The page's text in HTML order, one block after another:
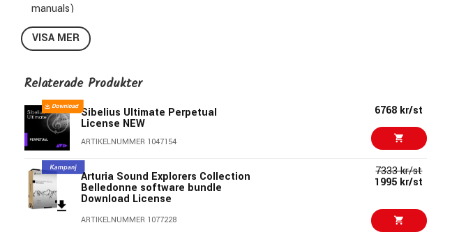
manuals)
Includes 1-year software updates + support plan (access to all new updates and standard
Additional software - AudioScore Ultimate (software for transcribing audio data),
music scanning and character recognition)
ReWire - audio/data transfer software
VISA MER
Relaterade Produkter
Sibelius Ultimate Perpetual
License NEW
ARTIKELNUMMER 1047154
6768 kr/st
Arturia Sound Explorers Collection
Belledonne software bundle
Download License
ARTIKELNUMMER 1077228
7333 kr/st
1995 kr/st